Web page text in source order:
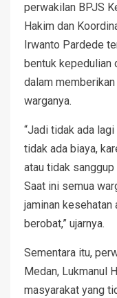
perwakilan BPJS
Hakim dan
Irwanto Pardede
bentuk kepedulian
dalam
warganya.
“Jadi tidak ada
tidak ada biaya,
atau tidak
Saat ini semua
jaminan
berobat,” ujarnya.
Sementara itu,
Medan, Lukmanul
masyarakat yang